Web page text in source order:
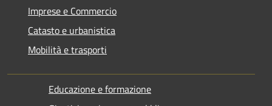
Imprese e Commercio
Catasto e urbanistica
Mobilità e trasporti
Educazione e formazione